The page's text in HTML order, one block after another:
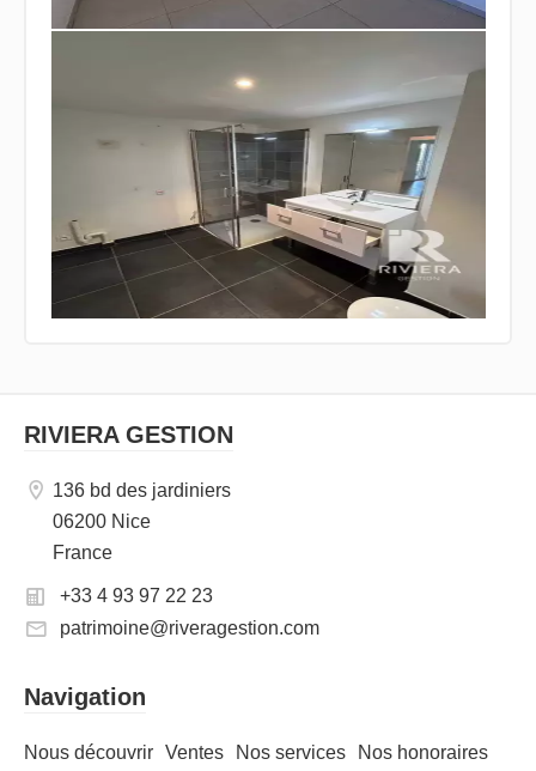
RIVIERA GESTION
136 bd des jardiniers
06200 Nice
France
+33 4 93 97 22 23
patrimoine@riveragestion.com
Navigation
Nous découvrir Ventes Nos services Nos honoraires